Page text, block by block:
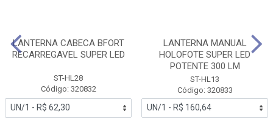
LANTERNA CABECA BFORT
RECARREGAVEL SUPER LED
ST-HL28
Código: 320832
LANTERNA MANUAL
HOLOFOTE SUPER LED
POTENTE 300 LM
ST-HL13
Código: 320833